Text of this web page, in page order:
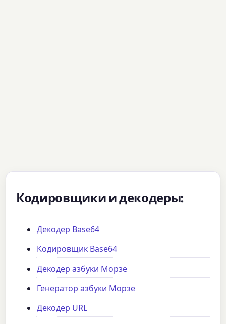
Кодировщики и декодеры:
Декодер Base64
Кодировщик Base64
Декодер азбуки Морзе
Генератор азбуки Морзе
Декодер URL